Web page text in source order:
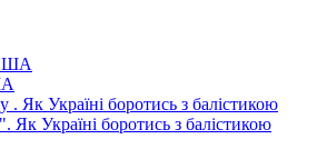
Україні боротись з балістикою